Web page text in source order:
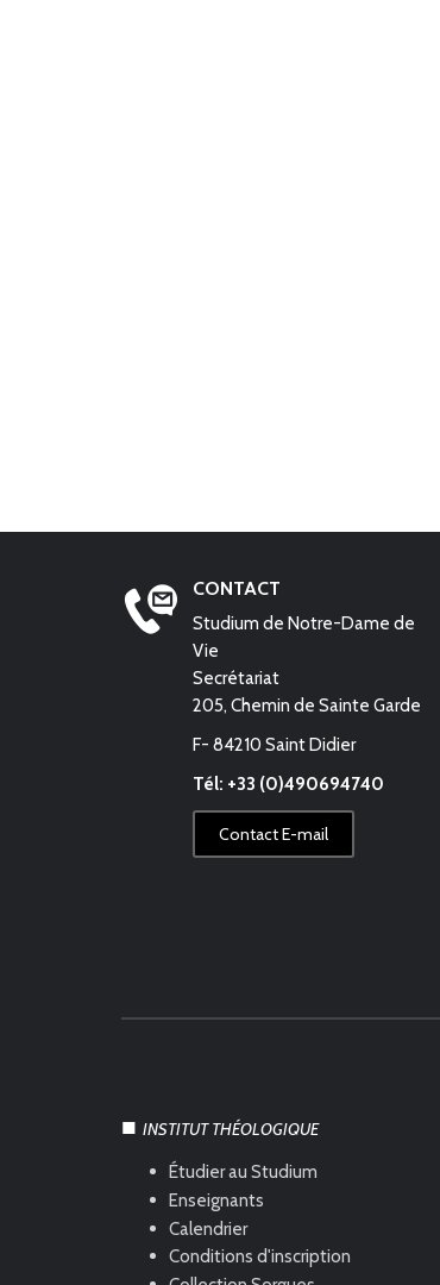
CONTACT
Studium de Notre-Dame de
Vie
Secrétariat
205, Chemin de Sainte Garde
F- 84210 Saint Didier
Tél: +33 (0)490694740
Contact E-mail
INSTITUT THÉOLOGIQUE
Étudier au Studium
Enseignants
Calendrier
Conditions d'inscription